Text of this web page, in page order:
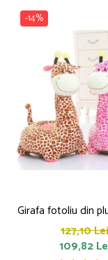
-14%
Girafa fotoliu din
127,10 Lei
109,82